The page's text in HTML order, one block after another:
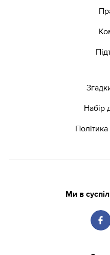
Набір
Політика
Ми в